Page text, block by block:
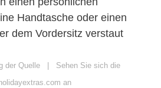
Handtasche oder einen
dem Vordersitz verstaut
der Quelle
Sehen Sie sich die
an